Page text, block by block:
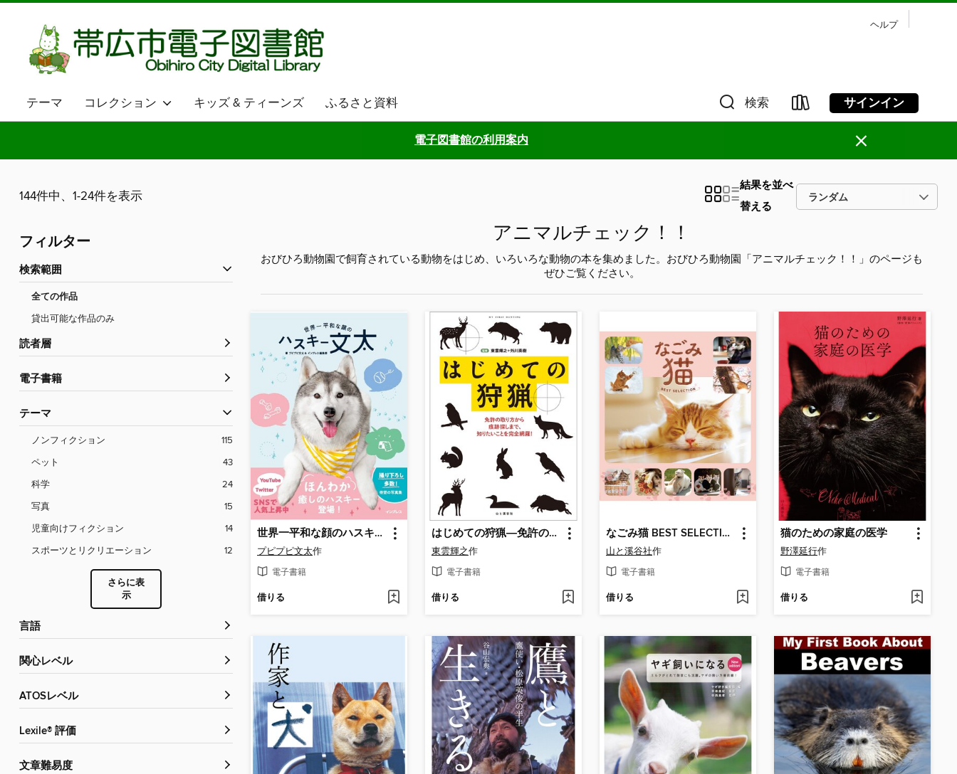
ヘルプ
テーマ コレクション キッズ & ティーンズ ふるさと資料 検索 サインイン
電子図書館の利用案内 ×
144件中、1-24件を表示
結果を並べ
替える
フィルター
検索範囲
全ての作品
貸出可能な作品のみ
読者層
電子書籍
テーマ
ノンフィクション
115
ペット
43
科学
24
写真
15
児童向けフィクション
14
スポーツとリクリエーション
12
さらに表
示
言語
関心レベル
ATOSレベル
Lexile® 評価
文章難易度
アニマルチェック！！
おびひろ動物園で飼育されている動物をはじめ、いろいろな動物の本を集めました。おびひろ動物園「アニマルチェック！！」のページも
ぜひご覧ください。
世界一平和な顔のハスキー 文太
プピプピ文太作
電子書籍
借りる
はじめての狩猟―免許の取り方から痕跡探しまで、知りたいことを完全網羅!
東雲輝之作
電子書籍
借りる
なごみ猫 BEST SELECTION
山と溪谷社作
電子書籍
借りる
猫のための家庭の医学
野澤延行作
電子書籍
借りる